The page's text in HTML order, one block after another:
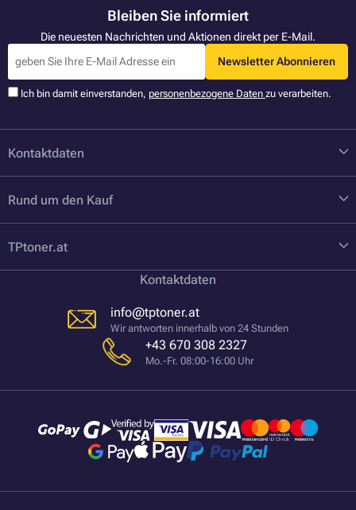
Bleiben Sie informiert
Die neuesten Nachrichten und Aktionen direkt per E-Mail.
Newsletter Abonnieren
Ich bin damit einverstanden, personenbezogene Daten zu verarbeiten.
Kontaktdaten
Rund um den Kauf
TPtoner.at
Kontaktdaten
info@tptoner.at
Wir antworten innerhalb von 24 Stunden
+43 670 308 2327
Mo.-Fr. 08:00-16:00 Uhr